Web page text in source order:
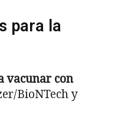
para la
vacunar con
BioNTech y